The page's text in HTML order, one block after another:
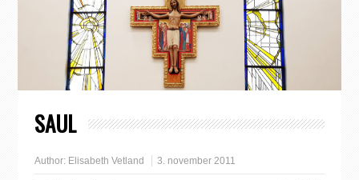
SAUL
Author: Elisabeth Vetland 3. november 2011